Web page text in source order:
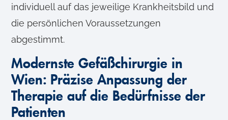
individuell auf das jeweilige Krankheitsbild und
die persönlichen Voraussetzungen
abgestimmt.
Modernste Gefäßchirurgie in
Wien: Präzise Anpassung der
Therapie auf die Bedürfnisse der
Patienten